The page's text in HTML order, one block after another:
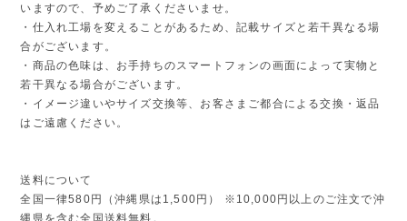
いますので、予めご了承くださいませ。
・仕入れ工場を変えることがあるため、記載サイズと若干異なる場
合がございます。
・商品の色味は、お手持ちのスマートフォンの画面によって実物と
若干異なる場合がございます。
・イメージ違いやサイズ交換等、お客さまご都合による交換・返品
はご遠慮ください。
送料について
全国一律580円（沖縄県は1,500円） ※10,000円以上のご注文で沖
縄県を含む全国送料無料。